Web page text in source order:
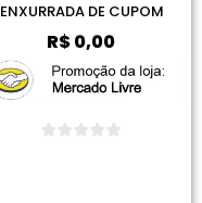
ENXURRADA DE CUPOM
R$0,00